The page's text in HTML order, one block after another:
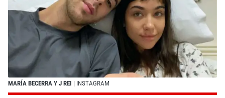
MARÍA BECERRA Y J REI | INSTAGRAM